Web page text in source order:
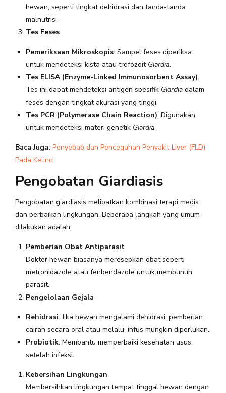
hewan, seperti tingkat dehidrasi dan tanda-tanda
malnutrisi.
Tes Feses
Pemeriksaan Mikroskopis: Sampel feses diperiksa
untuk mendeteksi kista atau trofozoit Giardia.
Tes ELISA (Enzyme-Linked Immunosorbent Assay):
Tes ini dapat mendeteksi antigen spesifik Giardia dalam
feses dengan tingkat akurasi yang tinggi.
Tes PCR (Polymerase Chain Reaction): Digunakan
untuk mendeteksi materi genetik Giardia.
Baca Juga: Penyebab dan Pencegahan Penyakit Liver (FLD)
Pada Kelinci
Pengobatan Giardiasis
Pengobatan giardiasis melibatkan kombinasi terapi medis
dan perbaikan lingkungan. Beberapa langkah yang umum
dilakukan adalah:
Pemberian Obat Antiparasit
Dokter hewan biasanya meresepkan obat seperti
metronidazole atau fenbendazole untuk membunuh
parasit.
Pengelolaan Gejala
Rehidrasi: Jika hewan mengalami dehidrasi, pemberian
cairan secara oral atau melalui infus mungkin diperlukan.
Probiotik: Membantu memperbaiki kesehatan usus
setelah infeksi.
Kebersihan Lingkungan
Membersihkan lingkungan tempat tinggal hewan dengan